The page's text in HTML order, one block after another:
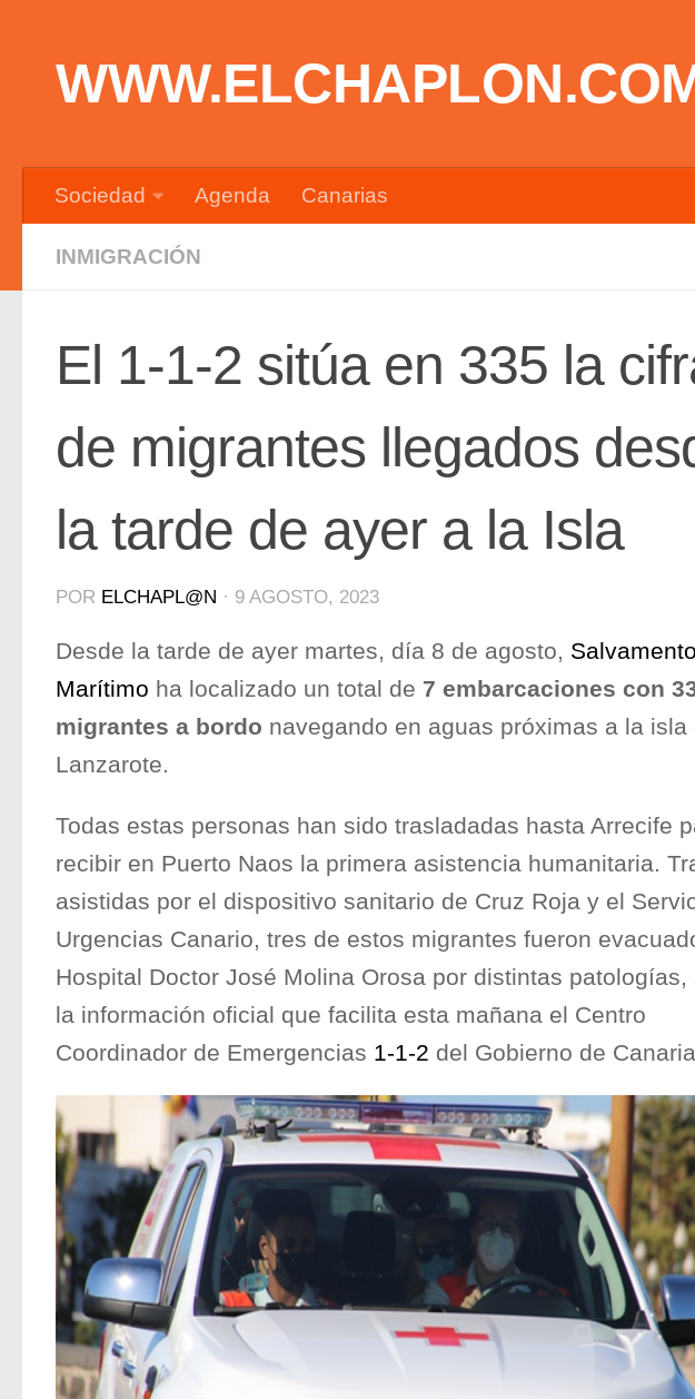
Sociedad Agenda Canarias
INMIGRACIÓN
El 1-1-2 sitúa en 335 la
de migrantes llegados
la tarde de ayer a la Isla
POR ELCHAPL@N · 9 AGOSTO, 2023
Desde la tarde de ayer martes, día 8 de agosto, Salvamento
Marítimo ha localizado un total de 7 embarcaciones con
migrantes a bordo navegando en aguas próximas a la isla
Lanzarote.
Todas estas personas han sido trasladadas hasta Arrecife
recibir en Puerto Naos la primera asistencia humanitaria.
asistidas por el dispositivo sanitario de Cruz Roja y el
Urgencias Canario, tres de estos migrantes fueron
Hospital Doctor José Molina Orosa por distintas patologías,
la información oficial que facilita esta mañana el Centro
Coordinador de Emergencias 1-1-2 del Gobierno de